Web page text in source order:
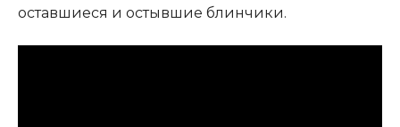
оставшиеся и остывшие блинчики.